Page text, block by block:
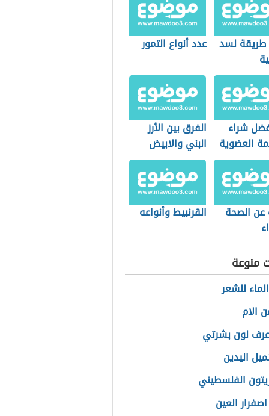
لسد
عدد أنواع التمور
شراء
العضوية
الفرق بين الأرز
البني والابيض
عن الصحة
القرنبيط وأنواعه
منوعة
للشعر
الام
لون بشرتي
اليدين
الفلسطيني
العين